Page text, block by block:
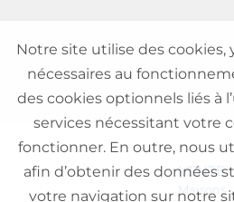
VENTE
Maisons
Notre site utilise des cookies,
nécessaires au
des cookies optionnels liés à
services nécessitant votre
fonctionner. En outre, nous
afin d’obtenir des données
votre navigation sur notre